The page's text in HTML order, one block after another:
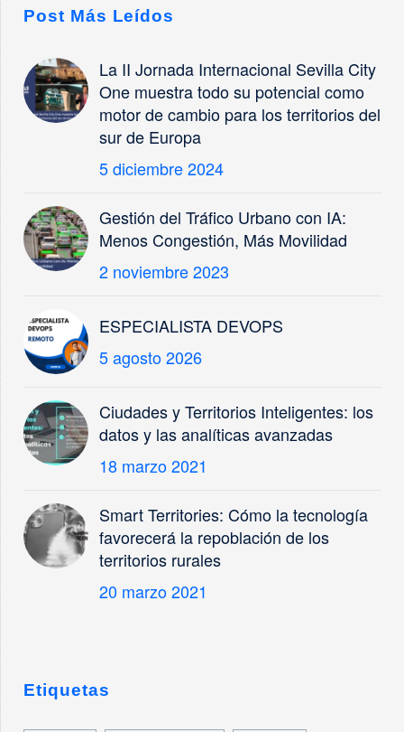
Post Más Leídos
La II Jornada Internacional Sevilla City
One muestra todo su potencial como
motor de cambio para los territorios del
sur de Europa
5 diciembre 2024
Gestión del Tráfico Urbano con IA:
Menos Congestión, Más Movilidad
2 noviembre 2023
ESPECIALISTA DEVOPS
5 agosto 2026
Ciudades y Territorios Inteligentes: los
datos y las analíticas avanzadas
18 marzo 2021
Smart Territories: Cómo la tecnología
favorecerá la repoblación de los
territorios rurales
20 marzo 2021
Etiquetas